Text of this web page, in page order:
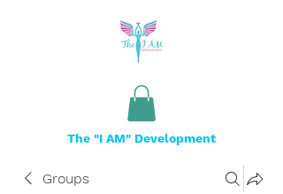
The "I AM" Development
Groups